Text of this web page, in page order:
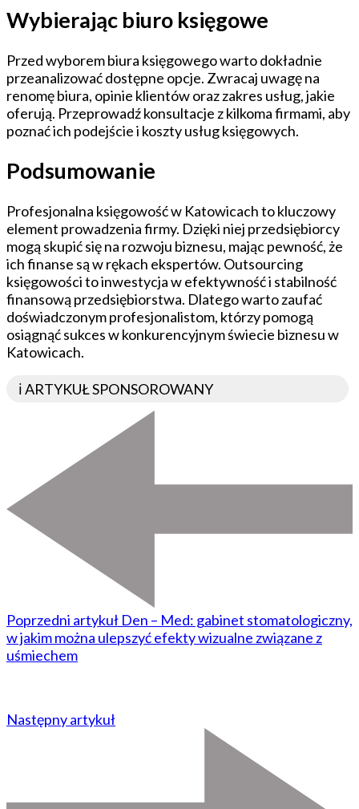
Wybierając biuro księgowe
Przed wyborem biura księgowego warto dokładnie
przeanalizować dostępne opcje. Zwracaj uwagę na
renomę biura, opinie klientów oraz zakres usług, jakie
oferują. Przeprowadź konsultacje z kilkoma firmami, aby
poznać ich podejście i koszty usług księgowych.
Podsumowanie
Profesjonalna księgowość w Katowicach to kluczowy
element prowadzenia firmy. Dzięki niej przedsiębiorcy
mogą skupić się na rozwoju biznesu, mając pewność, że
ich finanse są w rękach ekspertów. Outsourcing
księgowości to inwestycja w efektywność i stabilność
finansową przedsiębiorstwa. Dlatego warto zaufać
doświadczonym profesjonalistom, którzy pomogą
osiągnąć sukces w konkurencyjnym świecie biznesu w
Katowicach.
ℹ️ ARTYKUŁ SPONSOROWANY
Poprzedni artykuł Den – Med: gabinet stomatologiczny,
w jakim można ulepszyć efekty wizualne związane z
uśmiechem
Następny artykuł